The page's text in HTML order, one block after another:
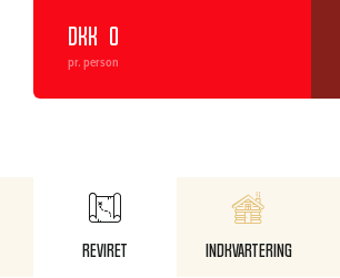
DKK 0
pr. person
Reviret Indkvartering